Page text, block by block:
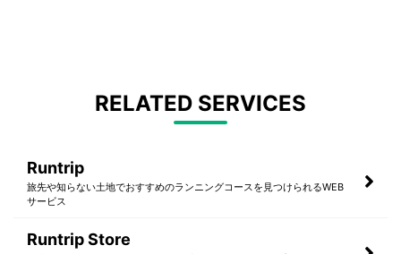
RELATED SERVICES
Runtrip
旅先や知らない土地でおすすめのランニングコースを見つけられるWEB
サービス
Runtrip Store